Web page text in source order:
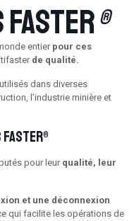
Faster®
entierpour ces
de qualité.
dans diverses
l’industrie minière et
pour leur qualité, leur
et une déconnexion
qui facilite les opérations de